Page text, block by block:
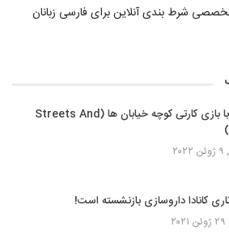
تخصصی شرط بندی آنلاین برای فارسی زبانان
آشنایی با بازی کارتی کوچه خیابان ها (Streets And
کانادا داروسازی بازنشسته است!